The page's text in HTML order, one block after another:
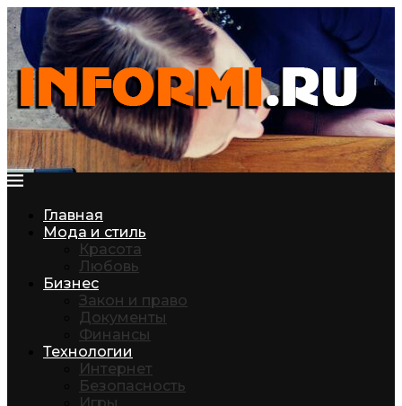
Главная
Мода и стиль
Красота
Любовь
Бизнес
Закон и право
Документы
Финансы
Технологии
Интернет
Безопасность